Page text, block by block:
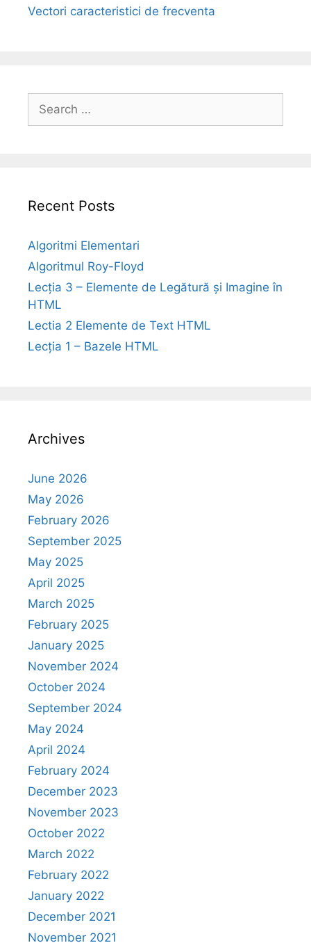
Vectori caracteristici de frecventa
Search
for:
Recent Posts
Algoritmi Elementari
Algoritmul Roy-Floyd
Lecția 3 – Elemente de Legătură și Imagine în
HTML
Lectia 2 Elemente de Text HTML
Lecția 1 – Bazele HTML
Archives
June 2026
May 2026
February 2026
September 2025
May 2025
April 2025
March 2025
February 2025
January 2025
November 2024
October 2024
September 2024
May 2024
April 2024
February 2024
December 2023
November 2023
October 2022
March 2022
February 2022
January 2022
December 2021
November 2021